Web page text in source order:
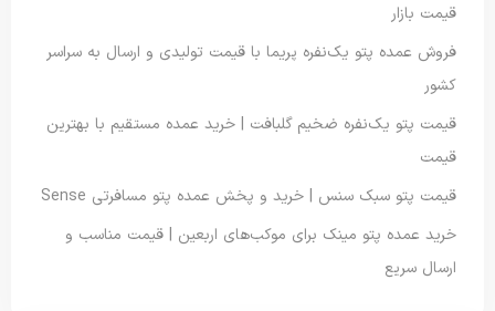
قیمت بازار
فروش عمده پتو یک‌نفره پریما با قیمت تولیدی و ارسال به سراسر
کشور
قیمت پتو یک‌نفره ضخیم گلبافت | خرید عمده مستقیم با بهترین
قیمت
قیمت پتو سبک سنس | خرید و پخش عمده پتو مسافرتی Sense
خرید عمده پتو مینک برای موکب‌های اربعین | قیمت مناسب و
ارسال سریع